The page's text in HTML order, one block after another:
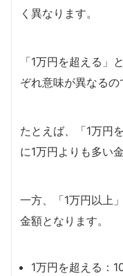
く異なります。
「1万円を超える」
ぞれ意味が異なるの
たとえば、「1万円
に1万円よりも多い
一方、「1万円以上
金額となります。
1万円を超える：